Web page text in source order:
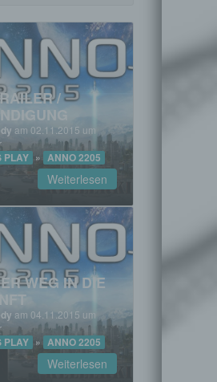
/
am 02.11.2015 um
PLAY » ANNO 2205
Weiterlesen
WEG IN DIE
am 04.11.2015 um
PLAY » ANNO 2205
Weiterlesen